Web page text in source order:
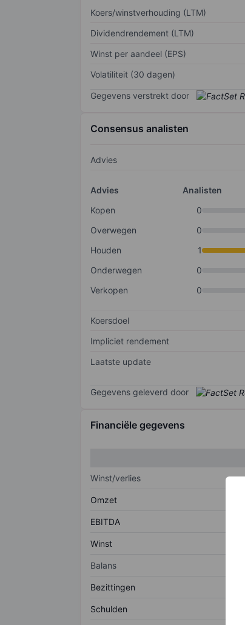
Koers/winstverhouding (LTM)
Dividendrendement (LTM)
Winst per aandeel (EPS)
Volatiliteit (30 dagen)
Gegevens verstrekt door
Consensus analisten
Advies
Advies
Analisten
Kopen
0
Overwegen
0
Houden
1
Onderwegen
0
Verkopen
0
Koersdoel
Impliciet rendement
Laatste update
Gegevens geleverd door
Financiële gegevens
Winst/verlies
Omzet
EBITDA
Winst
Balans
Bezittingen
Schulden